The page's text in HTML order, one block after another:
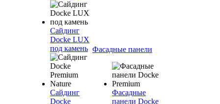
Сайдинг
Docke LUX
под камень
Сайдинг
Docke
Фасадные панели
Фасадные
панели Docke